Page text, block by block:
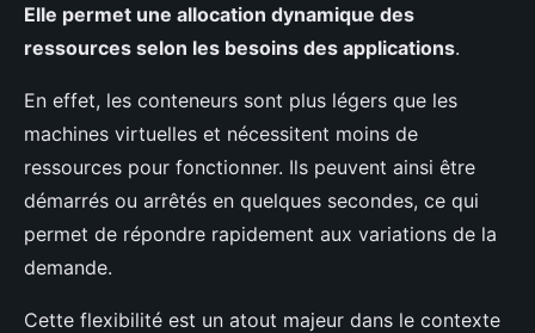
Elle permet une allocation dynamique des
ressources selon les besoins des applications.
En effet, les conteneurs sont plus légers que les
machines virtuelles et nécessitent moins de
ressources pour fonctionner. Ils peuvent ainsi être
démarrés ou arrêtés en quelques secondes, ce qui
permet de répondre rapidement aux variations de la
demande.
Cette flexibilité est un atout majeur dans le contexte